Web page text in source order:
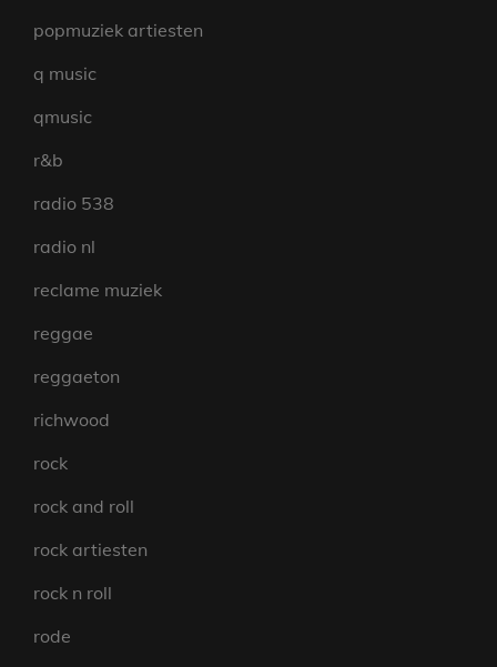
popmuziek artiesten
q music
qmusic
r&b
radio 538
radio nl
reclame muziek
reggae
reggaeton
richwood
rock
rock and roll
rock artiesten
rock n roll
rode